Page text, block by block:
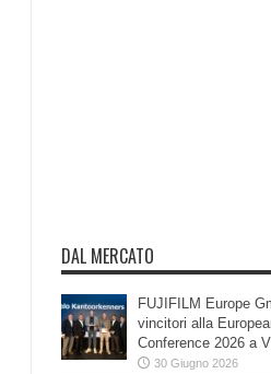
DAL MERCATO
FUJIFILM Europe
vincitori alla
Conference 2026 a
30 Giugno 2026